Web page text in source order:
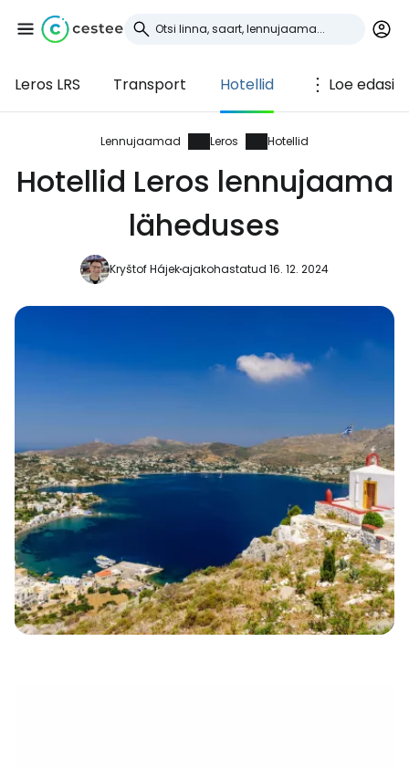
Leros LRS Transport Hotellid Loe edasi
Lennujaamad Leros Hotellid
Hotellid Leros lennujaama
läheduses
Kryštof Hájekajakohastatud 16. 12. 2024
Logi sisse
Cestee'sse
... ülemaailmne reisikogukond